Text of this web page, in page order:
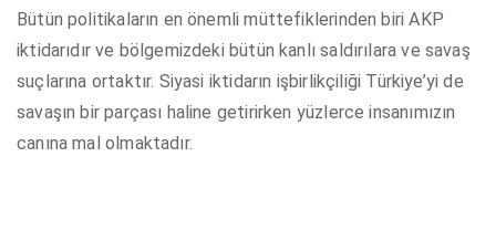
Bütün politikaların en önemli müttefiklerinden biri AKP
iktidarıdır ve bölgemizdeki bütün kanlı saldırılara ve savaş
suçlarına ortaktır. Siyasi iktidarın işbirlikçiliği Türkiye’yi de
savaşın bir parçası haline getirirken yüzlerce insanımızın
canına mal olmaktadır.